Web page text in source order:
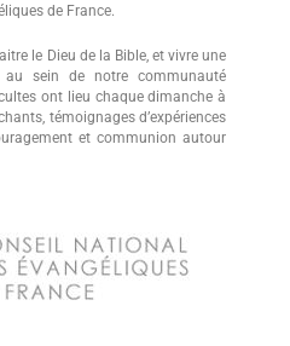
de France.
le Dieu de la Bible, et vivre une
sein de notre communauté
ont lieu chaque dimanche à
témoignages d’expériences
et communion autour